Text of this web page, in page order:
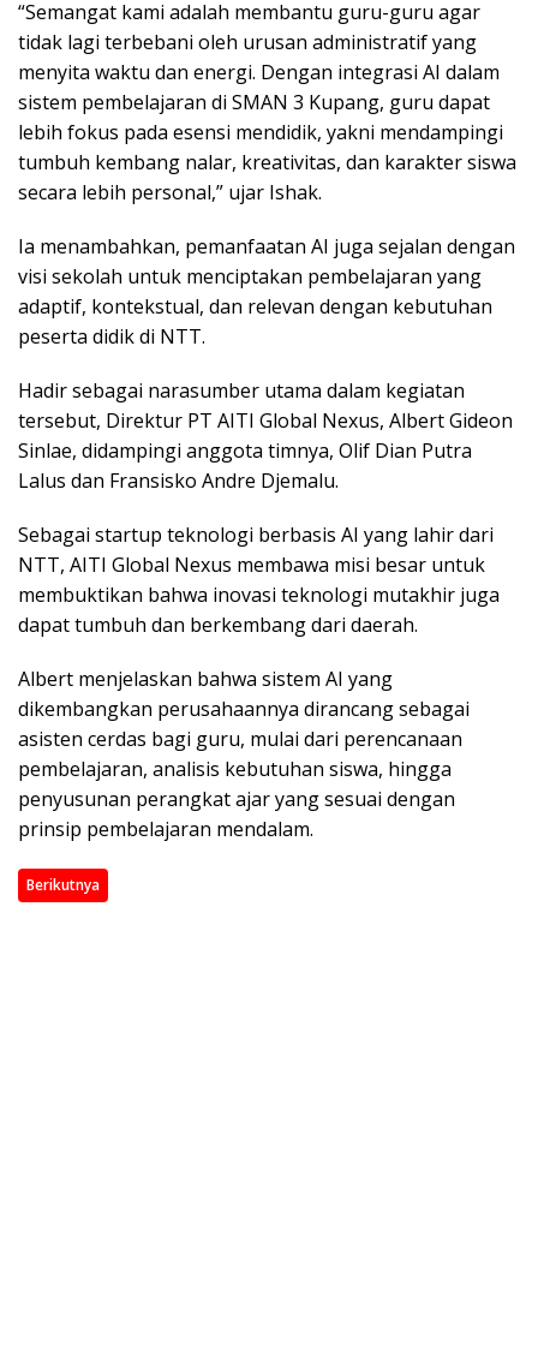
“Semangat kami adalah membantu guru-guru agar
tidak lagi terbebani oleh urusan administratif yang
menyita waktu dan energi. Dengan integrasi AI dalam
sistem pembelajaran di SMAN 3 Kupang, guru dapat
lebih fokus pada esensi mendidik, yakni mendampingi
tumbuh kembang nalar, kreativitas, dan karakter siswa
secara lebih personal,” ujar Ishak.
Ia menambahkan, pemanfaatan AI juga sejalan dengan
visi sekolah untuk menciptakan pembelajaran yang
adaptif, kontekstual, dan relevan dengan kebutuhan
peserta didik di NTT.
Hadir sebagai narasumber utama dalam kegiatan
tersebut, Direktur PT AITI Global Nexus, Albert Gideon
Sinlae, didampingi anggota timnya, Olif Dian Putra
Lalus dan Fransisko Andre Djemalu.
Sebagai startup teknologi berbasis AI yang lahir dari
NTT, AITI Global Nexus membawa misi besar untuk
membuktikan bahwa inovasi teknologi mutakhir juga
dapat tumbuh dan berkembang dari daerah.
Albert menjelaskan bahwa sistem AI yang
dikembangkan perusahaannya dirancang sebagai
asisten cerdas bagi guru, mulai dari perencanaan
pembelajaran, analisis kebutuhan siswa, hingga
penyusunan perangkat ajar yang sesuai dengan
prinsip pembelajaran mendalam.
Berikutnya